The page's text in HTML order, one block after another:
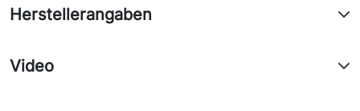
Herstellerangaben
Video